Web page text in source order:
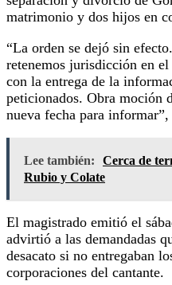
matrimonio y dos hijos en
“La orden se dejó sin
retenemos jurisdicción en el
con la entrega de la
peticionados. Obra moción
nueva fecha para informar”,
Lee también:
Cerca de
Rubio y Colate
El magistrado emitió el
advirtió a las demandadas
desacato si no entregaban
corporaciones del cantante.